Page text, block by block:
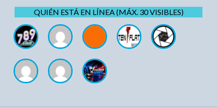
QUIÉN ESTÁ EN LÍNEA (MÁX. 30 VISIBLES)